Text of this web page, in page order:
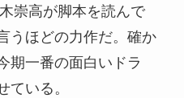
崇高が脚本を読んで
うほどの力作だ。確か
期一番の面白いドラ
ている。